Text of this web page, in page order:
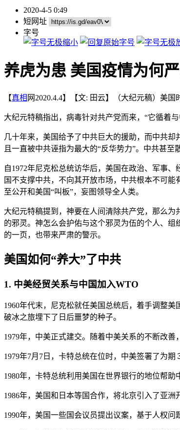
2020-4-5 0:49
短网址
字号
养虎为患 美国疫情为何
【真相 网2020.4.4】【文: 田云】（大纪元稿）美
大纪元特稿指出，病毒针对共产党而来，“它循着
几十年来，美国给予了中共巨大的援助，而中共
且一直被中共诬指为最大的“反华势力”。中共甚至
自1972年尼克松总统访华后，美国在政治、军事
国不支撑中共，不向其开放市场，中共根本不可
至公开和美国“叫板”，妄图领导全人类。
大纪元特稿提到，神要在人间清除共产党，那么
的邪灵。神怎么会护佑与这个邪灵为伍的个人、
的一页，也带来严肃的警示。
美国如何“养大”了中共
1. 中美经贸关系与中国加入WTO
1960年代末，尼克松就任美国总统后，着手调整
破冰之旅埋下了日后噩梦的种子。
1979年，中美正式建交。随着中美关系的不断改善
1979年7月7日，卡特总统在位时，中美签署了为
1980年，卡特总统利用美国在世界银行的地位帮
1986年，美国和日本等国合作，将北京引入了亚
1990年，美国一些国会议员提出议案，基于人权